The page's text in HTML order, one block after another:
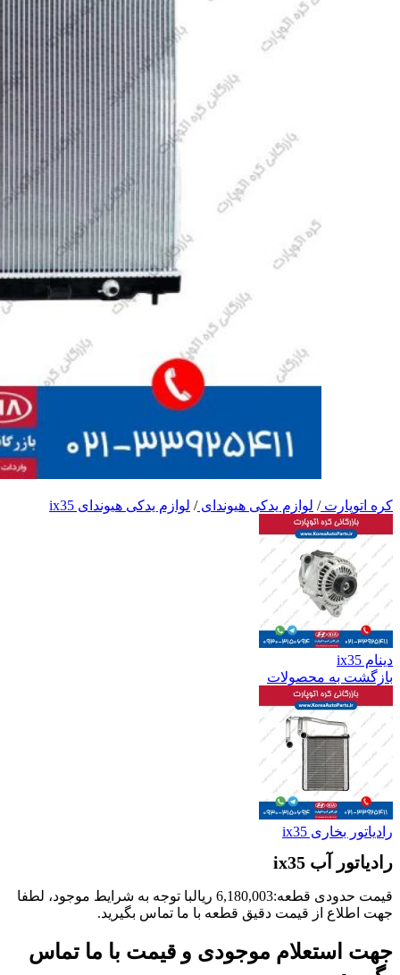
کره اتوپارت/ لوازم یدکی هیوندای/ لوازم یدکی هیوندای ix35
دینام ix35
بازگشت به محصولات
رادیاتور بخاری ix35
رادیاتور آب ix35
قیمت حدودی قطعه:6,180,003 ریالبا توجه به شرایط موجود، لطفا
جهت اطلاع از قیمت دقیق قطعه با ما تماس بگیرید.
جهت استعلام موجودی و قیمت با ما تماس